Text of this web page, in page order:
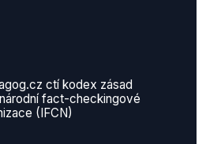
ctí kodex zásad
fact-checkingové
(IFCN)